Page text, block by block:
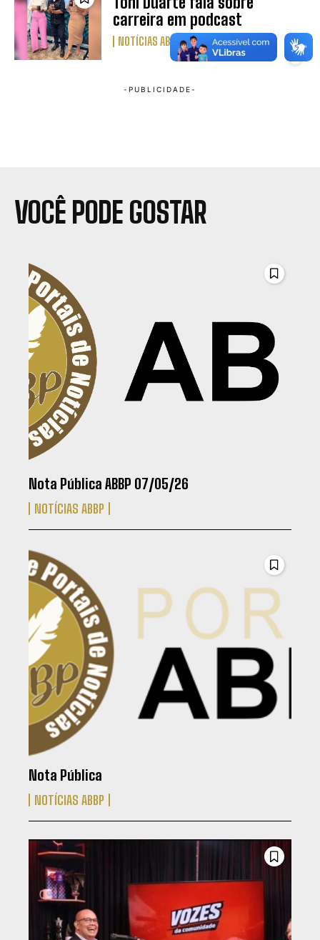
carreira em podcast
NOTÍCIAS ABBP
VOCÊ PODE GOSTAR
Nota Pública ABBP 07/05/26
NOTÍCIAS ABBP
Nota Pública
NOTÍCIAS ABBP